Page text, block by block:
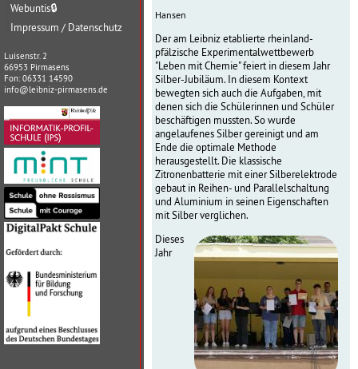
Webuntis🔒
Impressum / Datenschutz
Luisenstr. 2
66953 Pirmasens
Fon: 06331 14590
info@leibniz-pirmasens.de
Hansen
Der am Leibniz etablierte rheinland-
pfälzische Experimentalwettbewerb
"Leben mit Chemie" feiert in diesem Jahr
Silber-Jubiläum. In diesem Kontext
bewegten sich auch die Aufgaben, mit
denen sich die Schülerinnen und Schüler
beschäftigen mussten. So wurde
angelaufenes Silber gereinigt und am
Ende die optimale Methode
herausgestellt. Die klassische
Zitronenbatterie mit einer Silberelektrode
gebaut in Reihen- und Parallelschaltung
und Aluminium in seinen Eigenschaften
mit Silber verglichen.
Dieses
Jahr